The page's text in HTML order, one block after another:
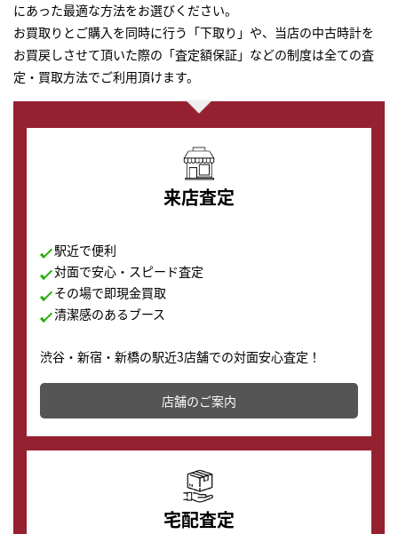
にあった最適な方法をお選びください。
お買取りとご購入を同時に行う「下取り」や、当店の中古時計を
お買戻しさせて頂いた際の「査定額保証」などの制度は全ての査
定・買取方法でご利用頂けます。
来店査定
駅近で便利
対面で安心・スピード査定
その場で即現金買取
清潔感のあるブース
渋谷・新宿・新橋の駅近3店舗での対面安心査定！
その場で現金買取致します。渋谷本店では、時計販売の
店舗を併設しており、下取りに出してお得に新しい時計
の購入もできます♪
店舗のご案内
宅配査定